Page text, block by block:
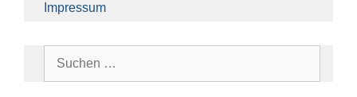
Impres­sum